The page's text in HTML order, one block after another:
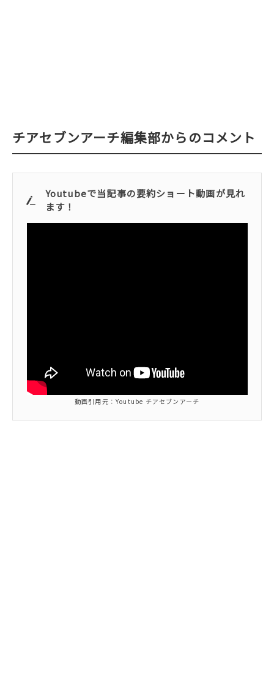
チアセブンアーチ編集部からのコメント
Youtubeで当記事の要約ショート動画が見れ
ます！
動画引用元：Youtube チアセブンアーチ